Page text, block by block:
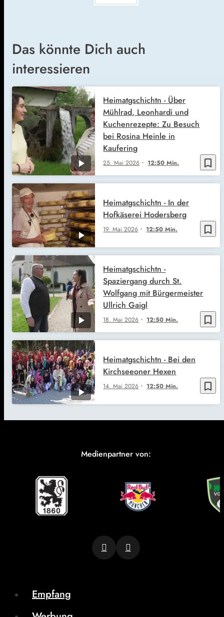
Das könnte Dich auch
interessieren
bookmark_border
25. Mai 2026 12:50 Min.
Heimatgschichtn - Über
Mühlrad, Leonhardi und
Kuchenrezepte: Zu Besuch
bei Rosina Heinle in
Kaufering
bookmark_border
19. Mai 2026 12:50 Min.
Heimatgschichtn - In der
Hofkäserei Hodersberg
bookmark_border
18. Mai 2026 12:50 Min.
Heimatgschichtn -
Spaziergang durch St.
Wolfgang mit Bürgermeister
Ullrich Gaigl
bookmark_border
14. Mai 2026 12:50 Min.
Heimatgschichtn - Bei den
Kirchseeoner Hexen
Medienpartner von:
Empfang